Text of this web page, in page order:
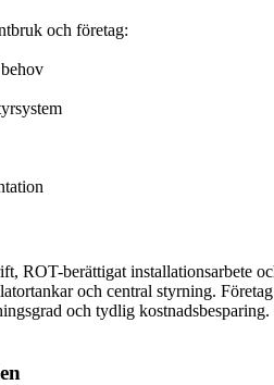
och företag:
berättigat installationsarbete
och central styrning.
och tydlig